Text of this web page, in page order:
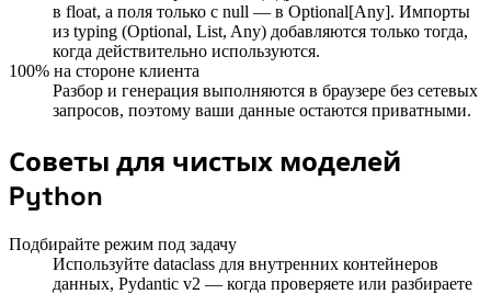
в float, а поля только с null — в Optional[Any]. Импорты
из typing (Optional, List, Any) добавляются только тогда,
когда действительно используются.
100% на стороне клиента
Разбор и генерация выполняются в браузере без сетевых
запросов, поэтому ваши данные остаются приватными.
Советы для чистых моделей
Python
Подбирайте режим под задачу
Используйте dataclass для внутренних контейнеров
данных, Pydantic v2 — когда проверяете или разбираете